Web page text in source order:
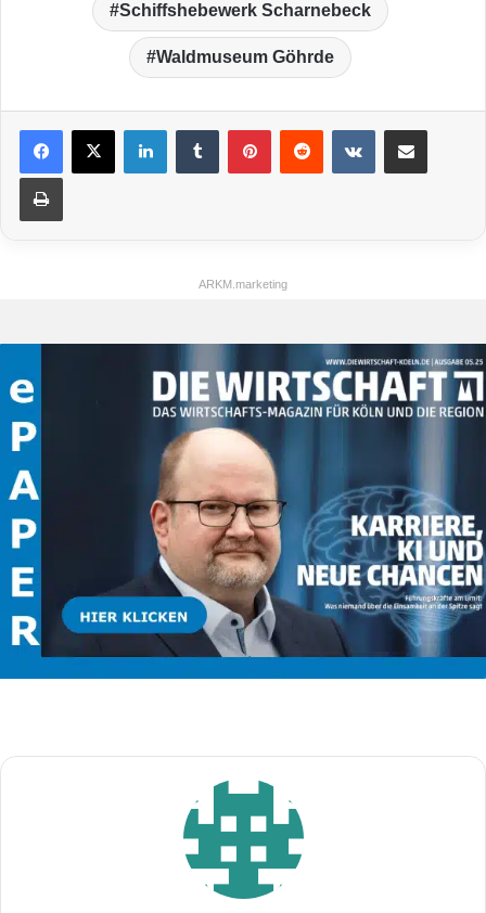
Schiffshebewerk Scharnebeck
Waldmuseum Göhrde
ARKM.marketing